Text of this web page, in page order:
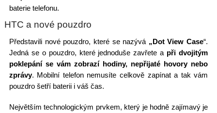
baterie telefonu.
HTC a nové pouzdro
Představili nové pouzdro, které se nazývá „Dot View Case“.
Jedná se o pouzdro, které jednoduše zavřete a při dvojitým
poklepání se vám zobrazí hodiny, nepřijaté hovory nebo
zprávy. Mobilní telefon nemusíte celkově zapínat a tak vám
pouzdro šetří baterii i váš čas.
Největším technologickým prvkem, který je hodně zajímavý je